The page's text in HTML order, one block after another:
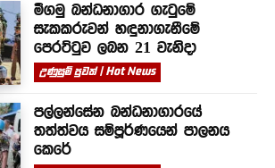
මීගමු බන්ධනාගාර ගැටුමේ
සැකකරුවන් හඳුනාගැනීමේ
පෙරට්ටුව ලබන 21 වැනිදා
උණුසුම් පුවත් | Hot News
පල්ලන්සේන බන්ධනාගාරයේ
තත්ත්වය සම්පූර්ණයෙන් පාලනය
කෙරේ